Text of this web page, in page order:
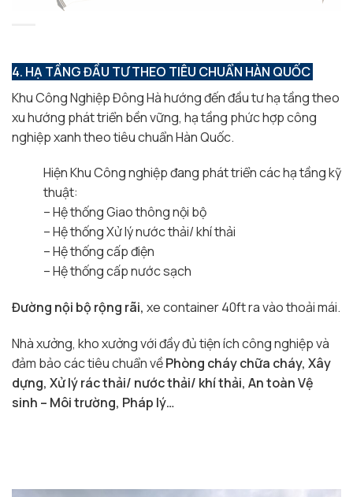
4. HẠ TẦNG ĐẦU TƯ THEO TIÊU CHUẨN HÀN QUỐC
Khu Công Nghiệp Đông Hà hướng đến đầu tư hạ tầng theo
xu hướng phát triển bền vững, hạ tầng phức hợp công
nghiệp xanh theo tiêu chuẩn Hàn Quốc.
Hiện Khu Công nghiệp đang phát triển các hạ tầng kỹ
thuật:
– Hệ thống Giao thông nội bộ
– Hệ thống Xử lý nước thải/ khí thải
– Hệ thống cấp điện
– Hệ thống cấp nước sạch
Đường nội bộ rộng rãi, xe container 40ft ra vào thoải mái.
Nhà xưởng, kho xưởng với đầy đủ tiện ích công nghiệp và
đảm bảo các tiêu chuẩn vềPhòng cháy chữa cháy, Xây
dựng, Xử lý rác thải/ nước thải/ khí thải, An toàn Vệ
sinh – Môi trường, Pháp lý…